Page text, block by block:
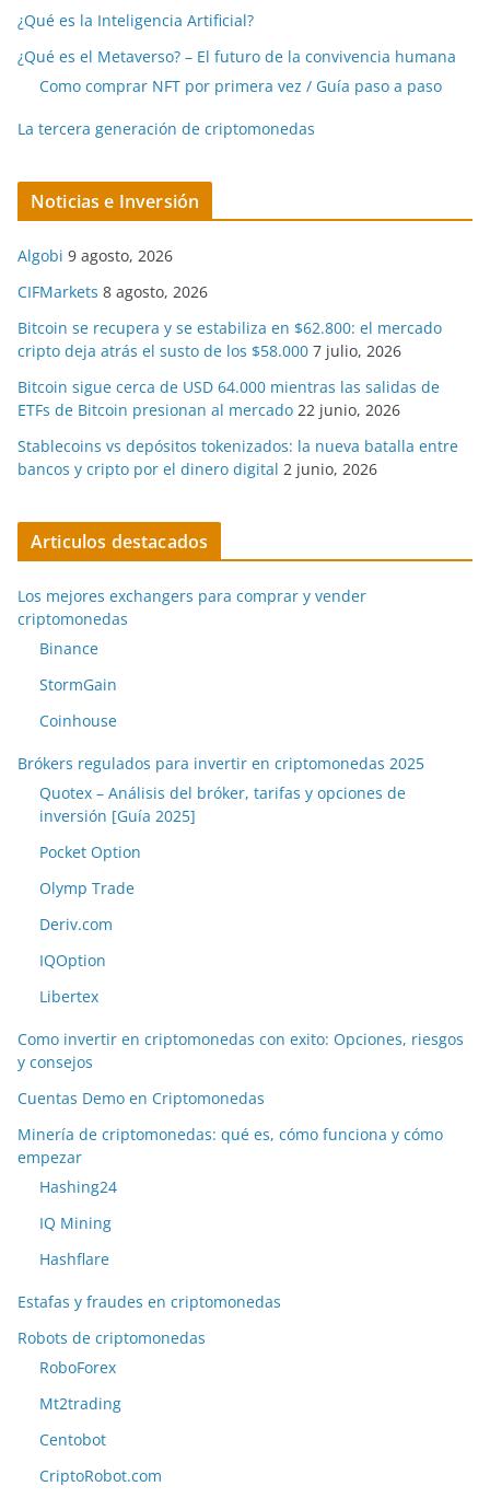
¿Qué es la Inteligencia Artificial?
¿Qué es el Metaverso? – El futuro de la convivencia humana
Como comprar NFT por primera vez / Guía paso a paso
La tercera generación de criptomonedas
Noticias e Inversión
Algobi 9 agosto, 2026
CIFMarkets 8 agosto, 2026
Bitcoin se recupera y se estabiliza en $62.800: el mercado
cripto deja atrás el susto de los $58.000 7 julio, 2026
Bitcoin sigue cerca de USD 64.000 mientras las salidas de
ETFs de Bitcoin presionan al mercado 22 junio, 2026
Stablecoins vs depósitos tokenizados: la nueva batalla entre
bancos y cripto por el dinero digital 2 junio, 2026
Articulos destacados
Los mejores exchangers para comprar y vender
criptomonedas
Binance
StormGain
Coinhouse
Brókers regulados para invertir en criptomonedas 2025
Quotex – Análisis del bróker, tarifas y opciones de
inversión [Guía 2025]
Pocket Option
Olymp Trade
Deriv.com
IQOption
Libertex
Como invertir en criptomonedas con exito: Opciones, riesgos
y consejos
Cuentas Demo en Criptomonedas
Minería de criptomonedas: qué es, cómo funciona y cómo
empezar
Hashing24
IQ Mining
Hashflare
Estafas y fraudes en criptomonedas
Robots de criptomonedas
RoboForex
Mt2trading
Centobot
CriptoRobot.com